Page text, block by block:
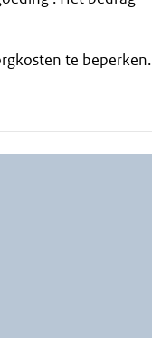
te beperken.